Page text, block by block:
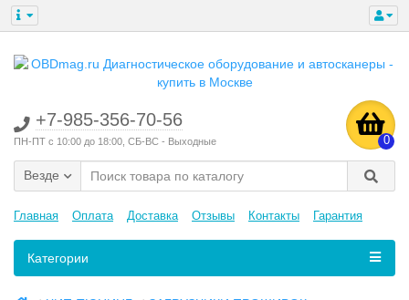
+7-985-356-70-56
ПН-ПТ с 10:00 до 18:00, СБ-ВС - Выходные 0
Везде
Главная Оплата Доставка Отзывы Контакты Гарантия
Категории